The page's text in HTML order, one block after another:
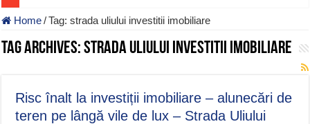
Home/Tag:strada uliului investitii imobiliare
Tag Archives:strada uliului investitii imobiliare
Risc înalt la investiții imobiliare – alunecări de
teren pe lângă vile de lux – Strada Uliului